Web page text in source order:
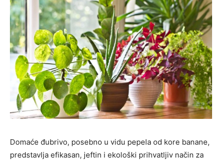
Domaće đubrivo, posebno u vidu pepela od kore banane,
predstavlja efikasan, jeftin i ekološki prihvatljiv način za